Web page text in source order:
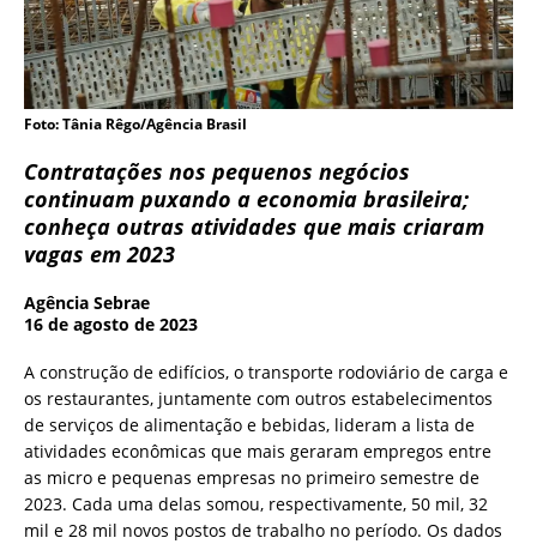
Foto: Tânia Rêgo/Agência Brasil
Contratações nos pequenos negócios
continuam puxando a economia brasileira;
conheça outras atividades que mais criaram
vagas em 2023​
Agência Sebrae
16 de agosto de 2023
A construção de edifícios, o transporte rodoviário de carga e
os restaurantes, juntamente com outros estabelecimentos
de serviços de alimentação e bebidas, lideram a lista de
atividades econômicas que mais geraram empregos entre
as micro e pequenas empresas no primeiro semestre de
2023. Cada uma delas somou, respectivamente, 50 mil, 32
mil e 28 mil novos postos de trabalho no período. Os dados